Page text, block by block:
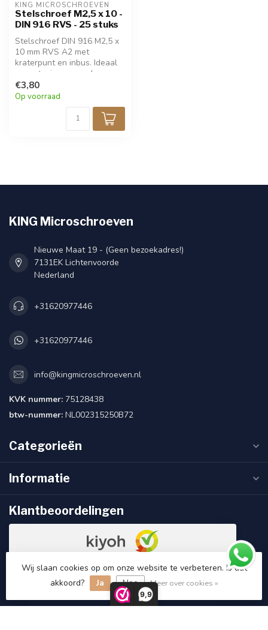
9,9
KING MICROSCHROEVEN
Stelschroef M2,5 x 10 -
DIN 916 RVS - 25 stuks
Stelschroef DIN 916 M2,5 x
10 mm RVS A2 met
kraterpunt en inbus. Ideaal
voor stevige, verzonken
fixatie in fijnmechanica en
techniek. RVS uitgevoerd
voor bescherming tegen
corrosie. Verpakt per 25
€3,80
Op voorraad
KING Microschroeven
Nieuwe Maat 19 - (Geen bezoekadres!)
7131EK Lichtenvoorde
Nederland
+31620977446
+31620977446
info@kingmicroschroeven.nl
KVK nummer: 75128438
btw-nummer: NL002315250B72
Categorieën
Informatie
Klantbeoordelingen
118 beoordelingen
9.5
Wij slaan cookies op om onze website te verbeteren. Is dat
akkoord?
Ja Nee Meer over cookies »